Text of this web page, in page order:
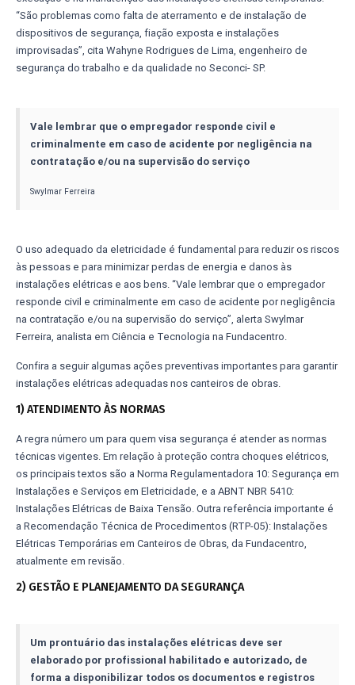
“São problemas como falta de aterramento e de instalação de
dispositivos de segurança, fiação exposta e instalações
improvisadas”, cita Wahyne Rodrigues de Lima, engenheiro de
segurança do trabalho e da qualidade no Seconci- SP.
Vale lembrar que o empregador responde civil e
criminalmente em caso de acidente por negligência na
contratação e/ou na supervisão do serviço
Swylmar Ferreira
O uso adequado da eletricidade é fundamental para reduzir os riscos
às pessoas e para minimizar perdas de energia e danos às
instalações elétricas e aos bens. “Vale lembrar que o empregador
responde civil e criminalmente em caso de acidente por negligência
na contratação e/ou na supervisão do serviço”, alerta Swylmar
Ferreira, analista em Ciência e Tecnologia na Fundacentro.
Confira a seguir algumas ações preventivas importantes para garantir
instalações elétricas adequadas nos canteiros de obras.
1) ATENDIMENTO ÀS NORMAS
A regra número um para quem visa segurança é atender as normas
técnicas vigentes. Em relação à proteção contra choques elétricos,
os principais textos são a Norma Regulamentadora 10: Segurança em
Instalações e Serviços em Eletricidade, e a ABNT NBR 5410:
Instalações Elétricas de Baixa Tensão. Outra referência importante é
a Recomendação Técnica de Procedimentos (RTP-05): Instalações
Elétricas Temporárias em Canteiros de Obras, da Fundacentro,
atualmente em revisão.
2) GESTÃO E PLANEJAMENTO DA SEGURANÇA
Um prontuário das instalações elétricas deve ser
elaborado por profissional habilitado e autorizado, de
forma a disponibilizar todos os documentos e registros